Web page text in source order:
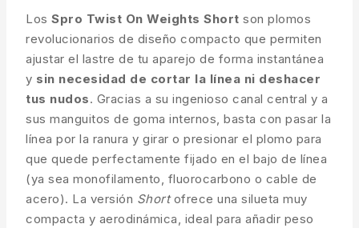
Los Spro Twist On Weights Short son plomos
revolucionarios de diseño compacto que permiten
ajustar el lastre de tu aparejo de forma instantánea
y sin necesidad de cortar la línea ni deshacer
tus nudos. Gracias a su ingenioso canal central y a
sus manguitos de goma internos, basta con pasar la
línea por la ranura y girar o presionar el plomo para
que quede perfectamente fijado en el bajo de línea
(ya sea monofilamento, fluorocarbono o cable de
acero). La versión Shortofrece una silueta muy
compacta y aerodinámica, ideal para añadir peso